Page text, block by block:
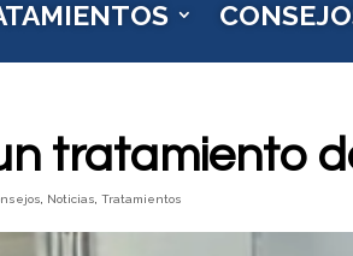
tratamiento
Noticias ,Tratamientos